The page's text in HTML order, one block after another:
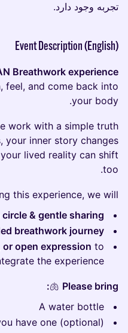
تجربه وجود دارد.
Event Description (English)
Breathwork experience
and come back into
your body.
work with a simple truth:
your inner story changes —
lived reality can shift
too.
this experience, we will:
circle & gentle sharing
breathwork journey
open expression to
the experience
🫁 Please bring:
A water bottle
have one (optional)